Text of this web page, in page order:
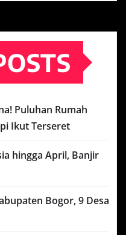
Puluhan Rumah
Ikut Terseret
hingga April, Banjir
Bogor, 9 Desa